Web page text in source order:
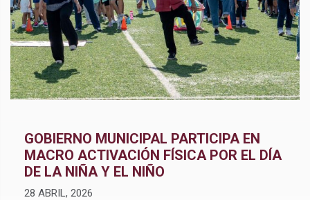
GOBIERNO MUNICIPAL PARTICIPA EN
MACRO ACTIVACIÓN FÍSICA POR EL DÍA
DE LA NIÑA Y EL NIÑO
28 ABRIL, 2026